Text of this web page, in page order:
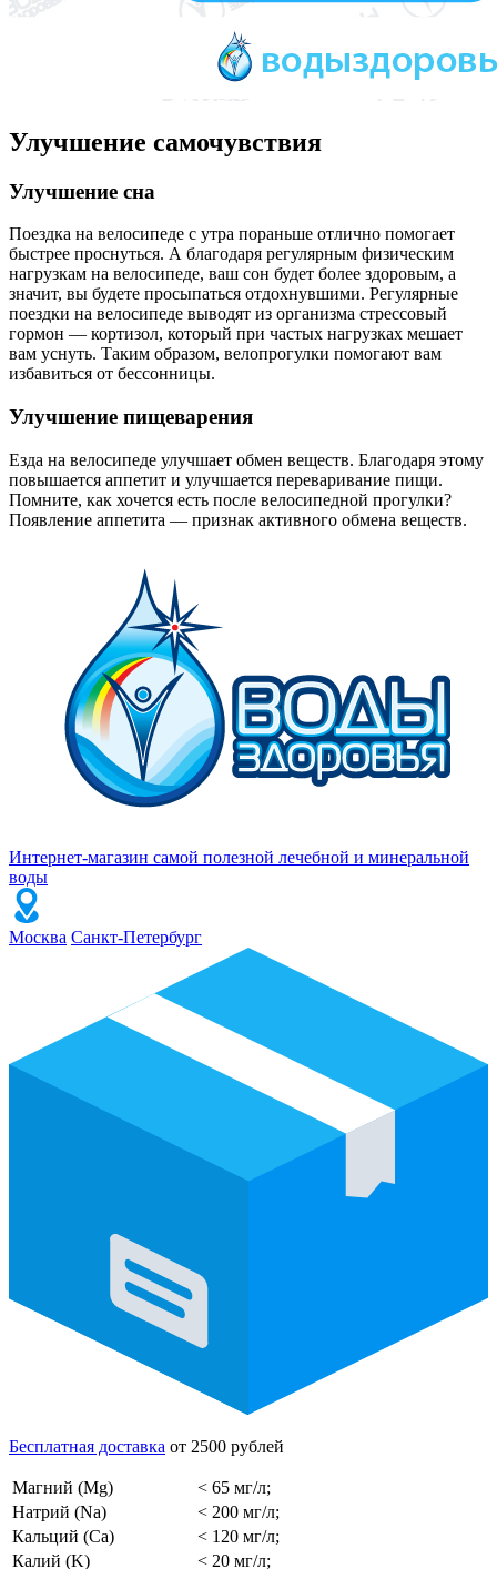
Улучшение самочувствия
Улучшение сна
Поездка на велосипеде с утра пораньше отлично помогает
быстрее проснуться. А благодаря регулярным физическим
нагрузкам на велосипеде, ваш сон будет более здоровым, а
значит, вы будете просыпаться отдохнувшими. Регулярные
поездки на велосипеде выводят из организма стрессовый
гормон — кортизол, который при частых нагрузках мешает
вам уснуть. Таким образом, велопрогулки помогают вам
избавиться от бессонницы.
Улучшение пищеварения
Езда на велосипеде улучшает обмен веществ. Благодаря этому
повышается аппетит и улучшается переваривание пищи.
Помните, как хочется есть после велосипедной прогулки?
Появление аппетита — признак активного обмена веществ.
Интернет-магазин самой полезной лечебной и минеральной
воды
Москва Санкт-Петербург
Бесплатная доставка от 2500 рублей
Магний (Mg)
< 65 мг/л;
Натрий (Na)
< 200 мг/л;
Кальций (Ca)
< 120 мг/л;
Калий (K)
< 20 мг/л;